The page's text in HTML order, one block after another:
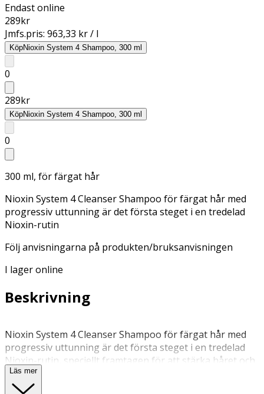
Endast online
289kr
Jmfs.pris: 963,33 kr / l
KöpNioxin System 4 Shampoo, 300 ml
0
289kr
KöpNioxin System 4 Shampoo, 300 ml
0
300 ml, för färgat hår
Nioxin System 4 Cleanser Shampoo för färgat hår med
progressiv uttunning är det första steget i en tredelad
Nioxin-rutin
Följ anvisningarna på produkten/bruksanvisningen
I lager online
Beskrivning
Nioxin System 4 Cleanser Shampoo för färgat hår med
progressiv uttunning är det första steget i en tredelad
Nioxin-rutin, speciellt framtagen för att stärka håret och
hårstrukturen. Detta professionella schampo rengör
huden och avlägsnar smuts, överflödig olja och andra
Läs mer